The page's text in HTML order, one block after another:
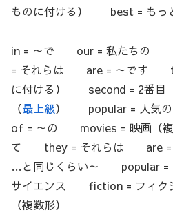
ものに付ける） best = もっ
in = ～で our = 私たちの
= それらは are = ～です
に付ける） second = 2番
（最上級） popular = 人気
of = ～の movies = 映画（
て they = それらは are
…と同じくらい～ popular
サイエンス fiction = フィ
（複数形）